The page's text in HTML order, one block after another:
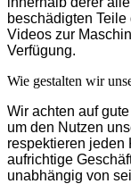
beschädigten
Videos zur
Verfügung.
Wie gestalten wir
Wir achten auf
um den Nutzen
respektieren jeden
aufrichtige
unabhängig von